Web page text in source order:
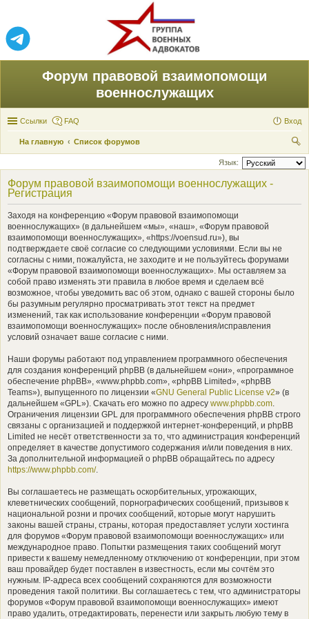
Форум правовой взаимопомощи
военнослужащих
Ссылки FAQ Вход
На главную
Список форумов
ои
Язык:
Форум правовой взаимопомощи военнослужащих -
Регистрация
Заходя на конференцию «Форум правовой взаимопомощи
военнослужащих» (в дальнейшем «мы», «наш», «Форум правовой
взаимопомощи военнослужащих», «https://voensud.ru»), вы
подтверждаете своё согласие со следующими условиями. Если вы не
согласны с ними, пожалуйста, не заходите и не пользуйтесь форумами
«Форум правовой взаимопомощи военнослужащих». Мы оставляем за
собой право изменять эти правила в любое время и сделаем всё
возможное, чтобы уведомить вас об этом, однако с вашей стороны было
бы разумным регулярно просматривать этот текст на предмет
изменений, так как использование конференции «Форум правовой
взаимопомощи военнослужащих» после обновления/исправления
условий означает ваше согласие с ними.
Наши форумы работают под управлением программного обеспечения
для создания конференций phpBB (в дальнейшем «они», «программное
обеспечение phpBB», «www.phpbb.com», «phpBB Limited», «phpBB
Teams»), выпущенного по лицензии «GNU General Public License v2» (в
дальнейшем «GPL»). Скачать его можно по адресу www.phpbb.com.
Ограничения лицензии GPL для программного обеспечения phpBB строго
связаны с организацией и поддержкой интернет-конференций, и phpBB
Limited не несёт ответственности за то, что администрация конференций
определяет в качестве допустимого содержания и/или поведения в них.
За дополнительной информацией о phpBB обращайтесь по адресу
https://www.phpbb.com/.
Вы соглашаетесь не размещать оскорбительных, угрожающих,
клеветнических сообщений, порнографических сообщений, призывов к
национальной розни и прочих сообщений, которые могут нарушить
законы вашей страны, страны, которая предоставляет услуги хостинга
для форумов «Форум правовой взаимопомощи военнослужащих» или
международное право. Попытки размещения таких сообщений могут
привести к вашему немедленному отключению от конференции, при этом
ваш провайдер будет поставлен в известность, если мы сочтём это
нужным. IP-адреса всех сообщений сохраняются для возможности
проведения такой политики. Вы соглашаетесь с тем, что администраторы
форумов «Форум правовой взаимопомощи военнослужащих» имеют
право удалить, отредактировать, перенести или закрыть любую тему в